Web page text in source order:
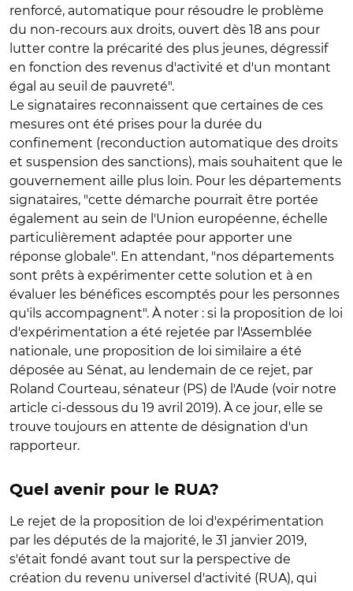
renforcé, automatique pour résoudre le problème
du non-recours aux droits, ouvert dès 18 ans pour
lutter contre la précarité des plus jeunes, dégressif
en fonction des revenus d'activité et d'un montant
égal au seuil de pauvreté".
Le signataires reconnaissent que certaines de ces
mesures ont été prises pour la durée du
confinement (reconduction automatique des droits
et suspension des sanctions), mais souhaitent que le
gouvernement aille plus loin. Pour les départements
signataires, "cette démarche pourrait être portée
également au sein de l'Union européenne, échelle
particulièrement adaptée pour apporter une
réponse globale". En attendant, "nos départements
sont prêts à expérimenter cette solution et à en
évaluer les bénéfices escomptés pour les personnes
qu'ils accompagnent". À noter : si la proposition de loi
d'expérimentation a été rejetée par l'Assemblée
nationale, une proposition de loi similaire a été
déposée au Sénat, au lendemain de ce rejet, par
Roland Courteau, sénateur (PS) de l'Aude (voir notre
article ci-dessous du 19 avril 2019). À ce jour, elle se
trouve toujours en attente de désignation d'un
rapporteur.
Quel avenir pour le RUA?
Le rejet de la proposition de loi d'expérimentation
par les députés de la majorité, le 31 janvier 2019,
s'était fondé avant tout sur la perspective de
création du revenu universel d'activité (RUA), qui